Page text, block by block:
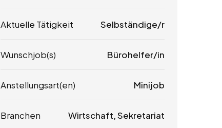
Aktuelle Tätigkeit Selbständige/r
Wunschjob(s) Bürohelfer/in
Anstellungsart(en) Minijob
Branchen Wirtschaft, Sekretariat